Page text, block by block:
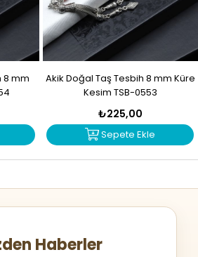
8 mm
Akik Doğal Taş Tesbih 8 mm Küre
Kesim TSB-0553
₺225,00
Sepete Ekle
Haberler